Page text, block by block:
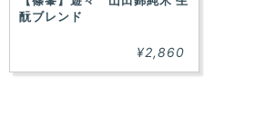
酛ブレンド
¥2,860